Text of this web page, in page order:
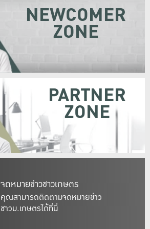
จดหมายข่าวชาวเกษตร
คุณสามารถติดตามจดหมายข่าว
ชาวม.เกษตรได้ที่นี่
NEWCOMER
ZONE
PARTNER
ZONE